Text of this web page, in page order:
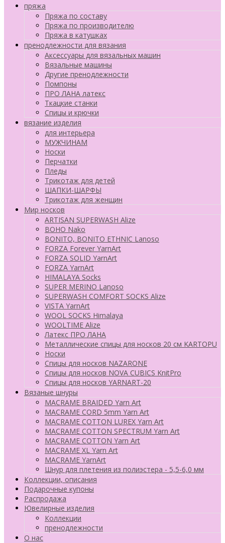
пряжа
Пряжа по составу
Пряжа по производителю
Пряжа в катушках
пренодлежности для вязания
Аксессуары для вязальных машин
Вязальные машины
Другие пренодлежности
Помпоны
ПРО ЛАНА латекс
Ткацкие станки
Cпицы и крючки
вязание изделия
для интерьера
МУЖЧИНАМ
Носки
Перчатки
Пледы
Трикотаж для детей
ШАПКИ-ШАРФЫ
Трикотаж для женщин
Мир носков
ARTISAN SUPERWASH Alize
BOHO Nako
BONITO, BONITO ETHNIC Lanoso
FORZA Forever YarnArt
FORZA SOLID YarnArt
FORZA YarnArt
HIMALAYA Socks
SUPER MERINO Lanoso
SUPERWASH COMFORT SOCKS Alize
VISTA YarnArt
WOOL SOCKS Himalaya
WOOLTIME Alize
Латекс ПРО ЛАНА
Металлические спицы для носков 20 см KARTOPU
Носки
Спицы для носков NAZARONE
Спицы для носков NOVA CUBICS KnitPro
Спицы для носков YARNART-20
Вязаные шнуры
MACRAME BRAIDED Yarn Art
MACRAME CORD 5mm Yarn Art
MACRAME COTTON LUREX Yarn Art
MACRAME COTTON SPECTRUM Yarn Art
MACRAME COTTON Yarn Art
MACRAME XL Yarn Art
MACRAME YarnArt
Шнур для плетения из полиэстера - 5,5-6,0 мм
Коллекции, описания
Подарочные купоны
Распродажа
Ювелирные изделия
Коллекции
пренодлежности
О нас